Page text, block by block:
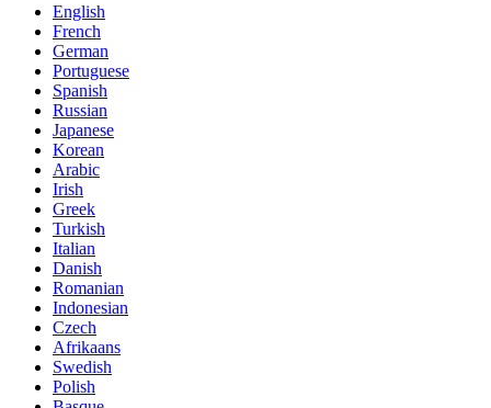
English
French
German
Portuguese
Spanish
Russian
Japanese
Korean
Arabic
Irish
Greek
Turkish
Italian
Danish
Romanian
Indonesian
Czech
Afrikaans
Swedish
Polish